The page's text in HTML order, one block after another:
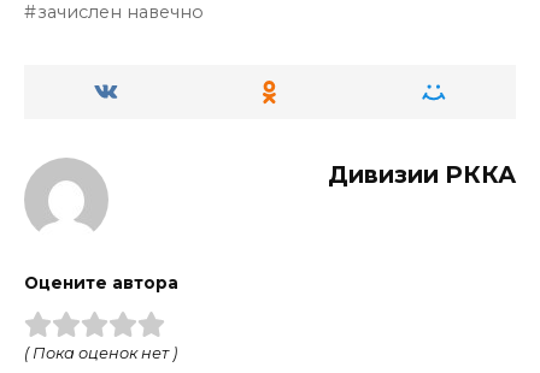
зачислен навечно
Дивизии РККА
Оцените автора
( Пока оценок нет )